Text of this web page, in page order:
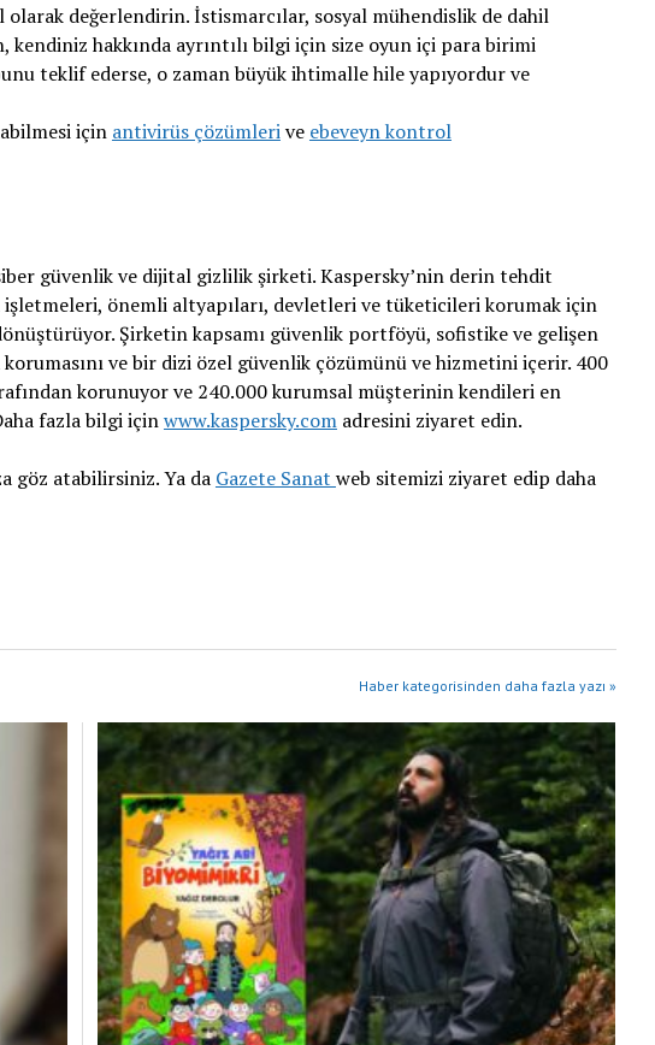
olarak değerlendirin. İstismarcılar, sosyal mühendislik de dahil
hakkında ayrıntılı bilgi için size oyun içi para birimi
teklif ederse, o zaman büyük ihtimalle hile yapıyordur ve
için antivirüs çözümlerive ebeveyn kontrol
güvenlik ve dijital gizlilik şirketi. Kaspersky’nin derin tehdit
işletmeleri, önemli altyapıları, devletleri ve tüketicileri korumak için
Şirketin kapsamı güvenlik portföyü, sofistike ve gelişen
ve bir dizi özel güvenlik çözümünü ve hizmetini içerir. 400
korunuyor ve 240.000 kurumsal müşterinin kendileri en
fazla bilgi içinwww.kaspersky.comadresini ziyaret edin.
göz atabilirsiniz. Ya da Gazete Sanat web sitemizi ziyaret edip daha
Haber kategorisinden daha fazla yazı »